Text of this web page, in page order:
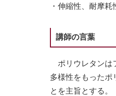
・伸縮性、耐摩
講師の言葉
ポリウレタンは
多様性をもったポ
とを主旨とする。